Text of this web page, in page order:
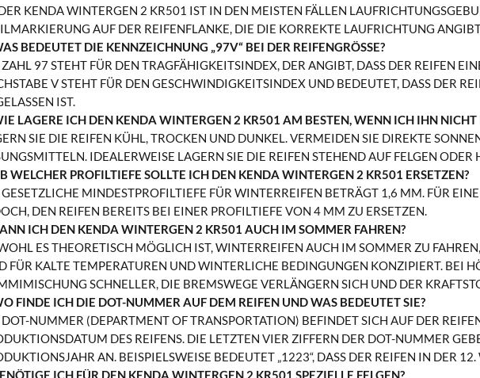
KENDA WINTERGEN 2 KR501 IST IN DEN MEISTEN FÄLLEN
AUF DER REIFENFLANKE, DIE DIE KORREKTE LAUFRICHTUNG
BEDEUTET DIE KENNZEICHNUNG „97V“ BEI DER REIFENGRÖSSE?
97 STEHT FÜR DEN TRAGFÄHIGKEITSINDEX, DER ANGIBT, DASS DER REIFEN
V STEHT FÜR DEN GESCHWINDIGKEITSINDEX UND BEDEUTET, DASS DER
IST.
LAGERE ICH DEN KENDA WINTERGEN 2 KR501 AM BESTEN, WENN ICH IHN NICHT
SIE DIE REIFEN KÜHL, TROCKEN UND DUNKEL. VERMEIDEN SIE DIREKTE
IDEALERWEISE LAGERN SIE DIE REIFEN STEHEND AUF FELGEN ODER
WELCHER PROFILTIEFE SOLLTE ICH DEN KENDA WINTERGEN 2 KR501 ERSETZEN?
MINDESTPROFILTIEFE FÜR WINTERREIFEN BETRÄGT 1,6 MM. FÜR
DEN REIFEN BEREITS BEI EINER PROFILTIEFE VON 4 MM ZU ERSETZEN.
ICH DEN KENDA WINTERGEN 2 KR501 AUCH IM SOMMER FAHREN?
ES THEORETISCH MÖGLICH IST, WINTERREIFEN AUCH IM SOMMER ZU
FÜR KALTE TEMPERATUREN UND WINTERLICHE BEDINGUNGEN KONZIPIERT. BEI
SCHNELLER, DIE BREMSWEGE VERLÄNGERN SICH UND DER
FINDE ICH DIE DOT-NUMMER AUF DEM REIFEN UND WAS BEDEUTET SIE?
NUMMER (DEPARTMENT OF TRANSPORTATION) BEFINDET SICH AUF DER
DES REIFENS. DIE LETZTEN VIER ZIFFERN DER DOT-NUMMER
AN. BEISPIELSWEISE BEDEUTET „1223“, DASS DER REIFEN IN DER
ICH FÜR DEN KENDA WINTERGEN 2 KR501 SPEZIELLE FELGEN?